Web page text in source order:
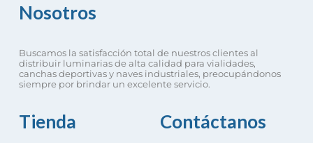
Nosotros
Buscamos la satisfacción total de nuestros clientes al
distribuir luminarias de alta calidad para vialidades,
canchas deportivas y naves industriales, preocupándonos
siempre por brindar un excelente servicio.
Tienda Contáctanos